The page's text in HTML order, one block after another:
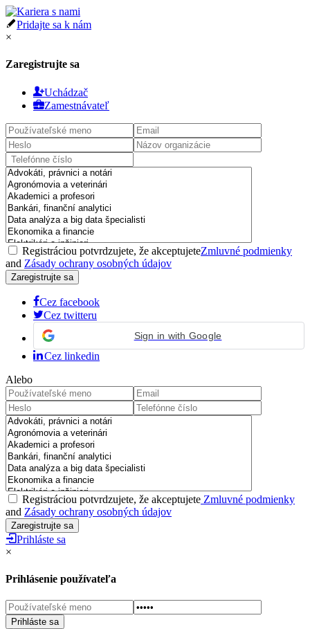
Pridajte sa k nám
×
Zaregistrujte sa
Uchádzač
Zamestnávateľ
Registráciou potvrdzujete, že akceptujeteZmluvné podmienky
and Zásady ochrany osobných údajov
Cez facebook
Cez twitteru
Sign in with Google
Cez linkedin
Alebo
Registráciou potvrdzujete, že akceptujete Zmluvné podmienky
and Zásady ochrany osobných údajov
Prihláste sa
×
Prihlásenie používateľa